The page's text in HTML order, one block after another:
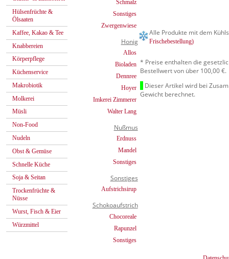
Hülsenfrüchte &
Ölsaaten
Kaffee, Kakao & Tee
Knabbereien
Körperpflege
Küchenservice
Makrobiotik
Molkerei
Müsli
Non-Food
Nudeln
Obst & Gemüse
Schnelle Küche
Soja & Seitan
Trockenfrüchte &
Nüsse
Wurst, Fisch & Eier
Würzmittel
Schmalz
Sonstiges
Zwergenwiese
Honig
Allos
Bioladen
Dennree
Hoyer
Imkerei Zimmerer
Walter Lang
Nußmus
Erdnuss
Mandel
Sonstiges
Sonstiges
Aufstrichsirup
Schokoaufstrich
Chocoreale
Rapunzel
Sonstiges
Alle Produkte mit dem
Frischebestellung)
* Preise enthalten die
Bestellwert von über 100,00 €.
Dieser Artikel wird bei
Gewicht berechnet.